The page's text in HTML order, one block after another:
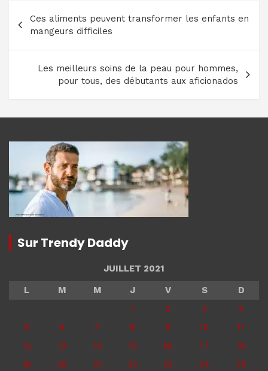
Navigation
de
l’article
Ces aliments peuvent transformer les enfants en
mangeurs difficiles
Les meilleurs soins de la peau pour hommes,
pour tous, des débutants aux aficionados
Sur Trendy Daddy
JUILLET 2021
L
M M J V S
D
1
2 3
4
5
6 7 8 9 10
11
12
13 14 15 16 17
18
19
20 21 22 23 24
25